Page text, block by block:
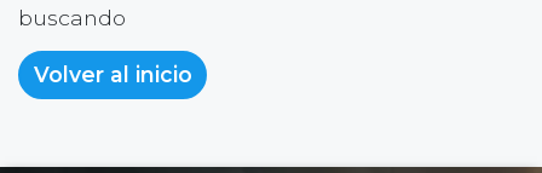
buscando
Volver al inicio